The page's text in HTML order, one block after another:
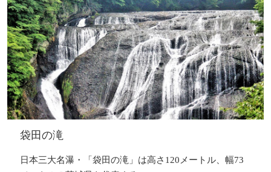
袋田の滝
日本三大名瀑・「袋田の滝」は高さ120メートル、幅73